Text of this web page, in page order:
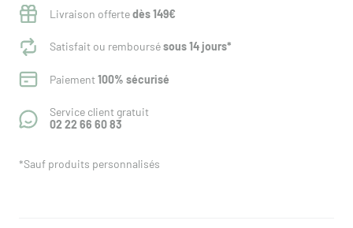
Livraison offertedès 149€
Satisfait ou remboursésous 14 jours*
Paiement100% sécurisé
Service client gratuit
02 22 66 60 83
*Sauf produits personnalisés